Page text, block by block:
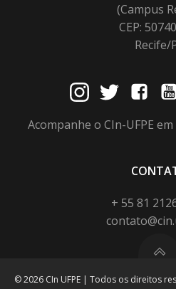
(Campus
CEP:
Recife/
Acompanhe o CIn-UFPE
+ 55 81
© 2026 CIn UFPE | Todos os direitos